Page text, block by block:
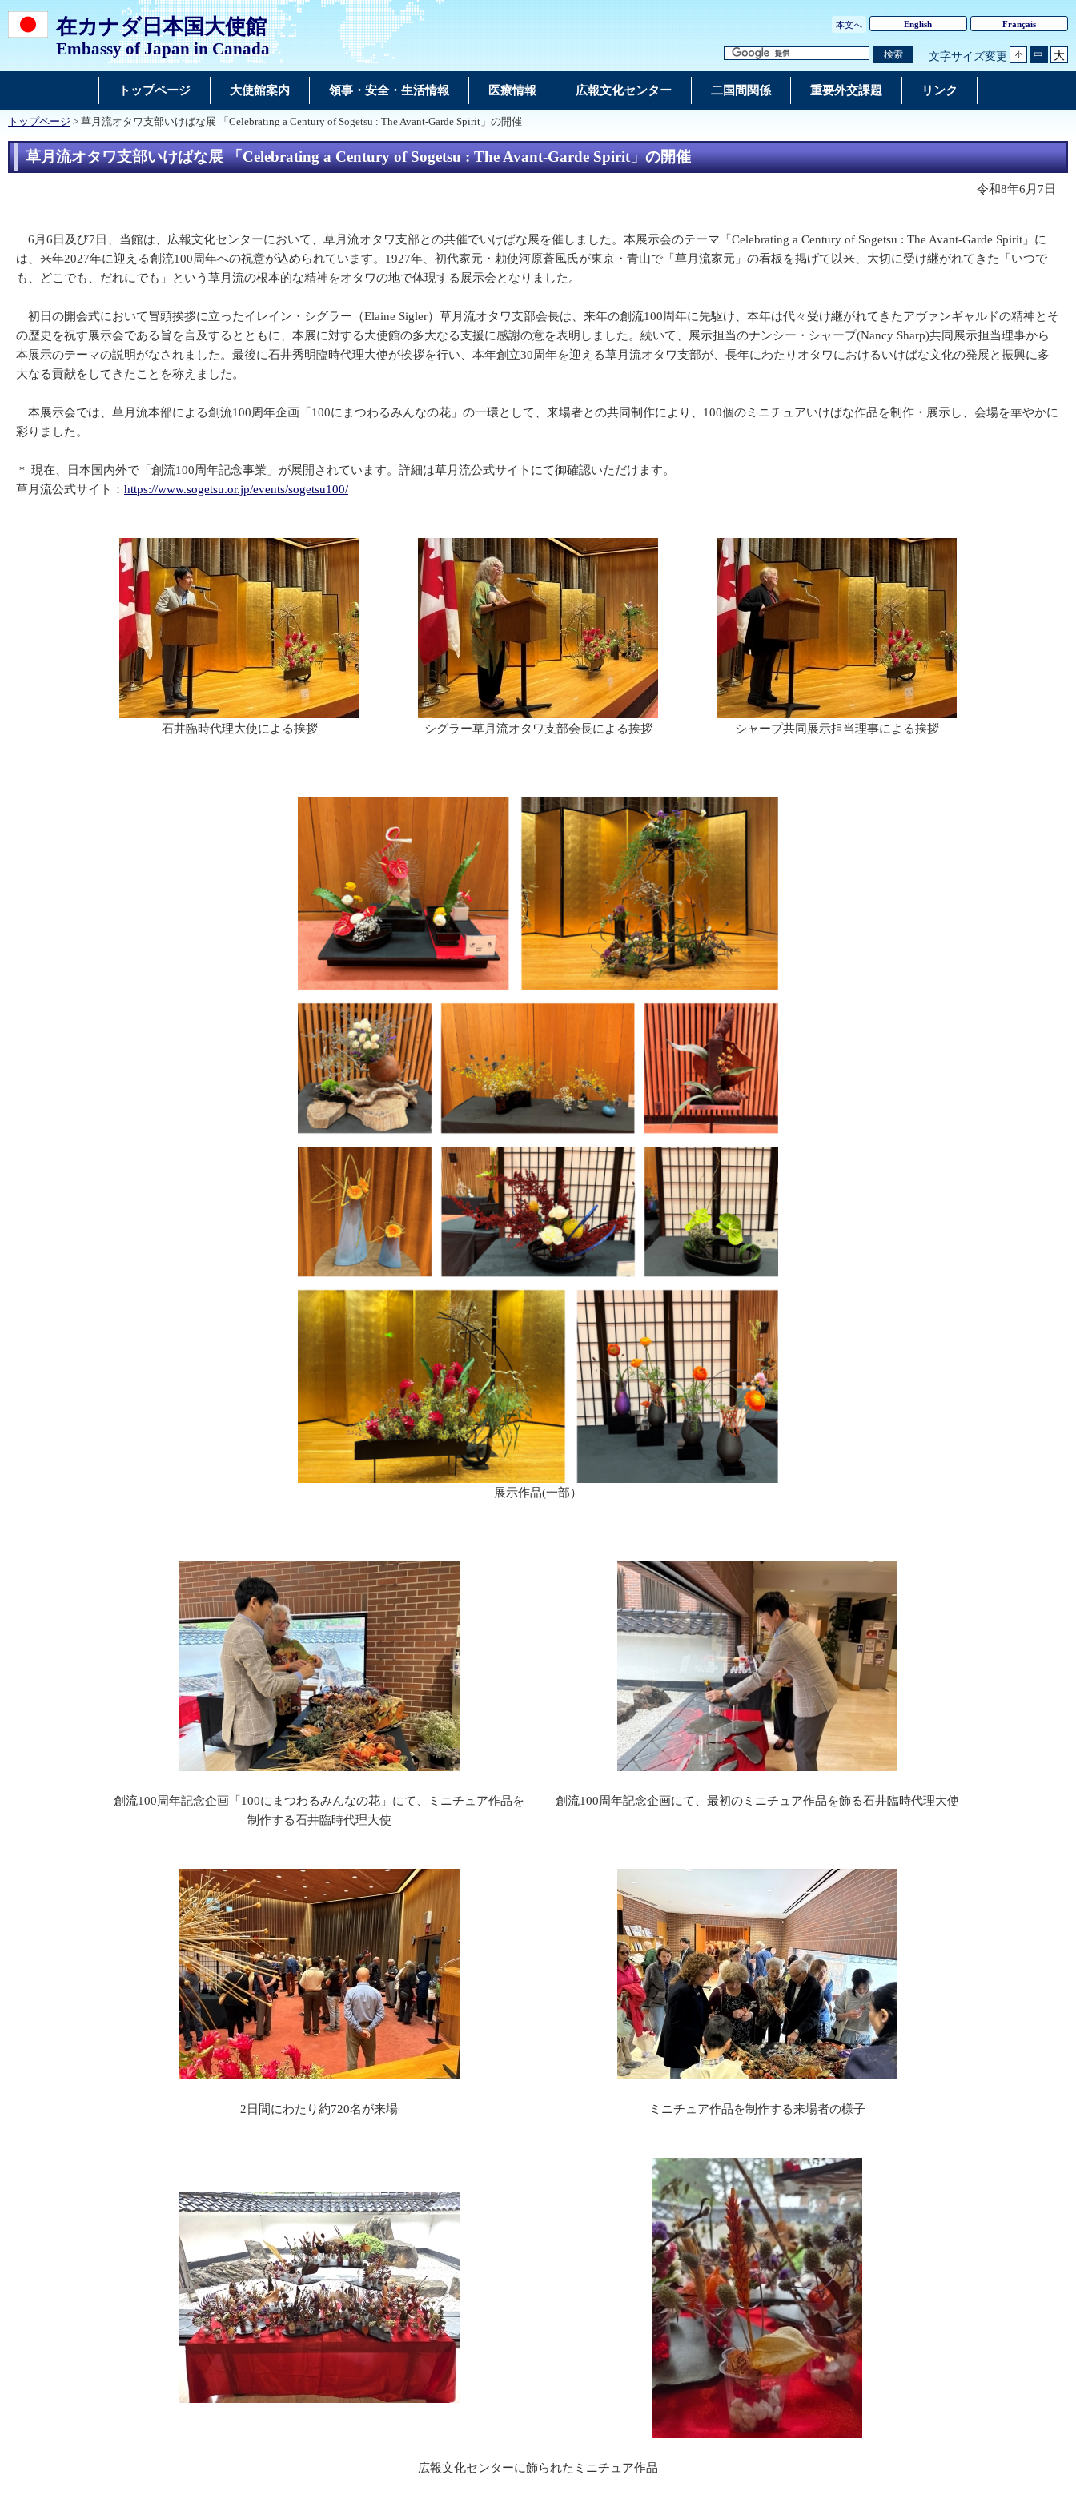
在カナダ日本国大使館
Embassy of Japan in Canada
本文へ English Français
検索 文字サイズ変更 小 中 大
トップページ 大使館案内 領事・安全・生活情報 医療情報 広報文化センター 二国間関係 重要外交課題 リンク
トップページ > 草月流オタワ支部いけばな展 「Celebrating a Century of Sogetsu : The Avant-Garde Spirit」の開催
草月流オタワ支部いけばな展 「Celebrating a Century of Sogetsu : The Avant-Garde Spirit」の開催
令和8年6月7日
6月6日及び7日、当館は、広報文化センターにおいて、草月流オタワ支部との共催でいけばな展を催しました。本展示会のテーマ「Celebrating a Century of Sogetsu : The Avant-Garde Spirit」に
は、来年2027年に迎える創流100周年への祝意が込められています。1927年、初代家元・勅使河原蒼風氏が東京・青山で「草月流家元」の看板を掲げて以来、大切に受け継がれてきた「いつで
も、どこでも、だれにでも」という草月流の根本的な精神をオタワの地で体現する展示会となりました。
初日の開会式において冒頭挨拶に立ったイレイン・シグラー（Elaine Sigler）草月流オタワ支部会長は、来年の創流100周年に先駆け、本年は代々受け継がれてきたアヴァンギャルドの精神とそ
の歴史を祝す展示会である旨を言及するとともに、本展に対する大使館の多大なる支援に感謝の意を表明しました。続いて、展示担当のナンシー・シャープ(Nancy Sharp)共同展示担当理事から
本展示のテーマの説明がなされました。最後に石井秀明臨時代理大使が挨拶を行い、本年創立30周年を迎える草月流オタワ支部が、長年にわたりオタワにおけるいけばな文化の発展と振興に多
大なる貢献をしてきたことを称えました。
本展示会では、草月流本部による創流100周年企画「100にまつわるみんなの花」の一環として、来場者との共同制作により、100個のミニチュアいけばな作品を制作・展示し、会場を華やかに
彩りました。
＊ 現在、日本国内外で「創流100周年記念事業」が展開されています。詳細は草月流公式サイトにて御確認いただけます。
草月流公式サイト： https://www.sogetsu.or.jp/events/sogetsu100/
石井臨時代理大使による挨拶 シグラー草月流オタワ支部会長による挨拶 シャープ共同展示担当理事による挨拶
展示作品(一部）
創流100周年記念企画「100にまつわるみんなの花」にて、ミニチュア作品を
制作する石井臨時代理大使
創流100周年記念企画にて、最初のミニチュア作品を飾る石井臨時代理大使
2日間にわたり約720名が来場 ミニチュア作品を制作する来場者の様子
広報文化センターに飾られたミニチュア作品